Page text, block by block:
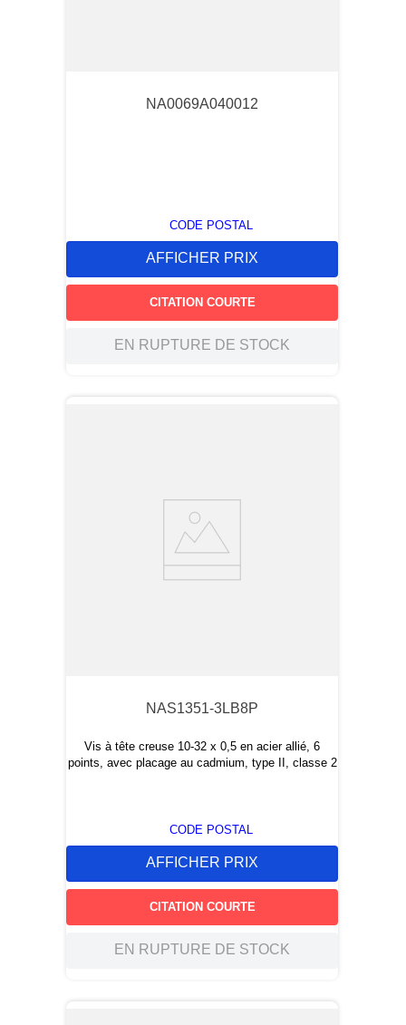
NA0069A040012
CODE POSTAL
AFFICHER PRIX
CITATION COURTE
EN RUPTURE DE STOCK
NAS1351-3LB8P
Vis à tête creuse 10-32 x 0,5 en acier allié, 6
points, avec placage au cadmium, type II, classe 2
CODE POSTAL
AFFICHER PRIX
CITATION COURTE
EN RUPTURE DE STOCK